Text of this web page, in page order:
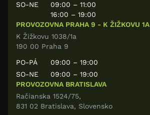
SO-NE
09:00 – 11:00
16:00 – 19:00
PROVOZOVNA PRAHA 9 - K ŽIŽKOVU 1A
K Žižkovu 1038/1a
190 00 Praha 9
PO-PÁ
09:00 – 19:00
SO-NE
09:00 – 19:00
PROVOZOVNA BRATISLAVA
Račianska 1524/75,
831 02 Bratislava, Slovensko